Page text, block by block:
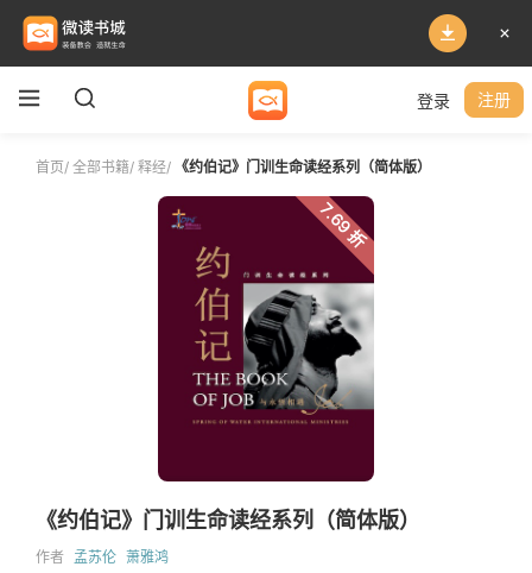
登录 注册
首页/ 全部书籍/ 释经/ 《约伯记》门训生命读经系列（简体版）
7.69 折
《约伯记》门训生命读经系列（简体版）
作者 孟苏伦 萧雅鸿